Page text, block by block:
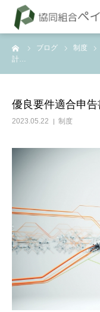
ブログ 制度
計…
優良要件適合申
2023.05.22 制度
組合概要
BLOG